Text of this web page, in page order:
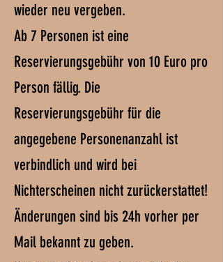
wieder neu vergeben.
Ab 7 Personen ist eine
Reservierungsgebühr von 10 Euro pro
Person fällig. Die
Reservierungsgebühr für die
angegebene Personenanzahl ist
verbindlich und wird bei
Nichterscheinen nicht zurückerstattet!
Änderungen sind bis 24h vorher per
Mail bekannt zu geben.